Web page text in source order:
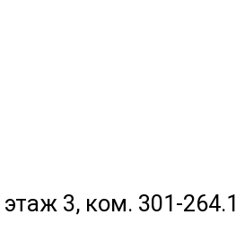
3, ком. 301-264.1